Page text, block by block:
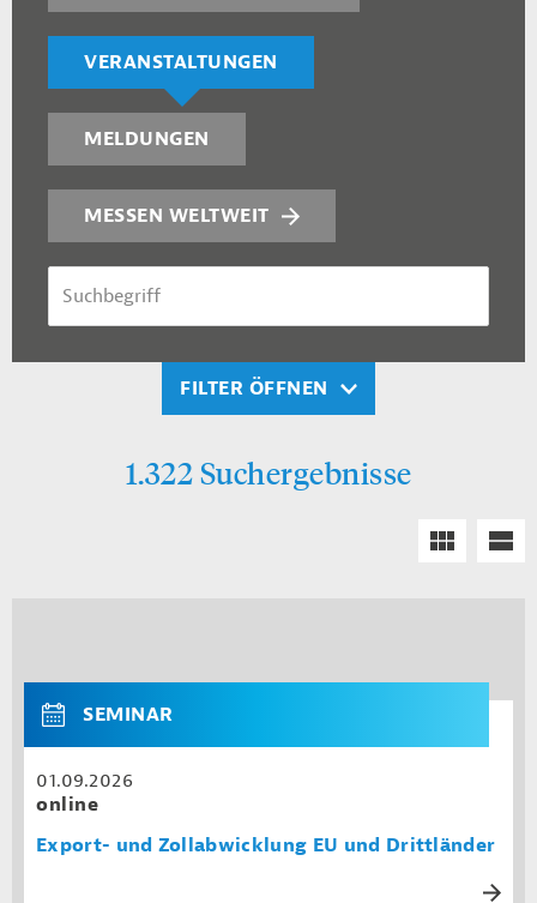
VERANSTALTUNGEN
MELDUNGEN
MESSEN WELTWEIT
FILTER ÖFFNEN
1.322 Suchergebnisse
SEMINAR
01.09.2026
online
Export- und Zollabwicklung EU und Drittländer